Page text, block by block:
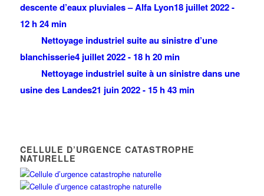
descente d’eaux pluviales – Alfa Lyon18 juillet 2022 -
12 h 24 min
Nettoyage industriel suite au sinistre d’une
blanchisserie4 juillet 2022 - 18 h 20 min
Nettoyage industriel suite à un sinistre dans une
usine des Landes21 juin 2022 - 15 h 43 min
CELLULE D’URGENCE CATASTROPHE
NATURELLE